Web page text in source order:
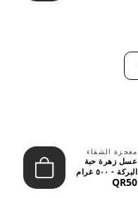
معجزة الشفاء
عسل زهرة حبة
البركة - ٥٠٠ غرام
QR50